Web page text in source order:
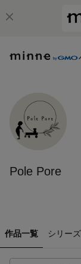
Pole Pore
作品一覧 シリーズ